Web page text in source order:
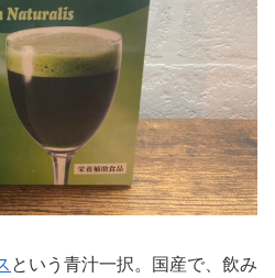
という青汁一択。国産で、飲み